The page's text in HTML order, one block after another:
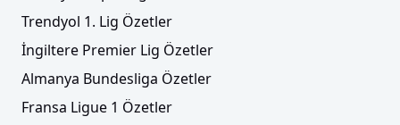
Trendyol 1. Lig Özetler
İngiltere Premier Lig Özetler
Almanya Bundesliga Özetler
Fransa Ligue 1 Özetler